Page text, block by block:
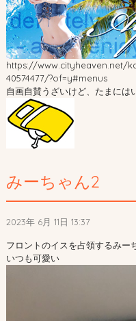
https://www.cityheaven.net/
40574477/?of=y#menus
自画自賛うざいけど、たまには
みーちゃん2
2023年 6月 11日 13:37
フロントのイスを占領するみー
いつも可愛い